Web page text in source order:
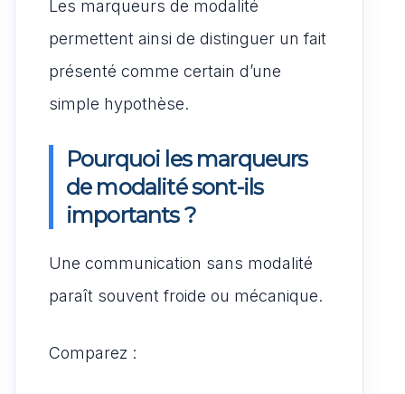
Les marqueurs de modalité
permettent ainsi de distinguer un fait
présenté comme certain d’une
simple hypothèse.
Pourquoi les marqueurs
de modalité sont-ils
importants ?
Une communication sans modalité
paraît souvent froide ou mécanique.
Comparez :